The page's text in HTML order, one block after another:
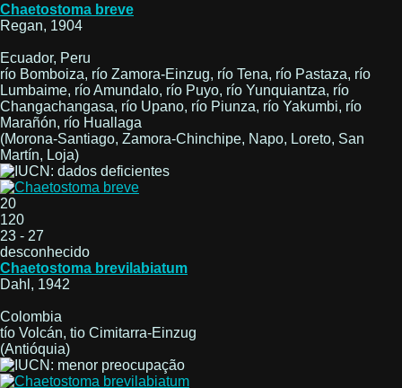
Chaetostoma breve
Regan, 1904
Ecuador, Peru
río Bomboiza, río Zamora-Einzug, río Tena, río Pastaza, río
Lumbaime, río Amundalo, río Puyo, río Yunquiantza, río
Changachangasa, río Upano, río Piunza, río Yakumbi, río
Marañón, río Huallaga
(Morona-Santiago, Zamora-Chinchipe, Napo, Loreto, San
Martín, Loja)
20
120
23 - 27
desconhecido
Chaetostoma brevilabiatum
Dahl, 1942
Colombia
tío Volcán, tio Cimitarra-Einzug
(Antióquia)